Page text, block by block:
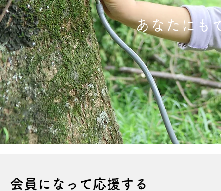
あなたにも
​​会員に なって応援する